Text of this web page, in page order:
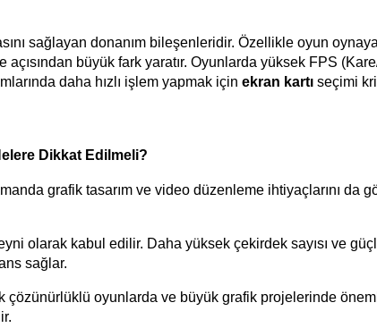
sağlayan donanım bileşenleridir. Özellikle oyun
büyük fark yaratır. Oyunlarda yüksek FPS
daha hızlı işlem yapmak için ekran kartı seçimi
Dikkat Edilmeli?
grafik tasarım ve video düzenleme ihtiyaçlarını da
olarak kabul edilir. Daha yüksek çekirdek sayısı ve
sağlar.
çözünürlüklü oyunlarda ve büyük grafik projelerinde